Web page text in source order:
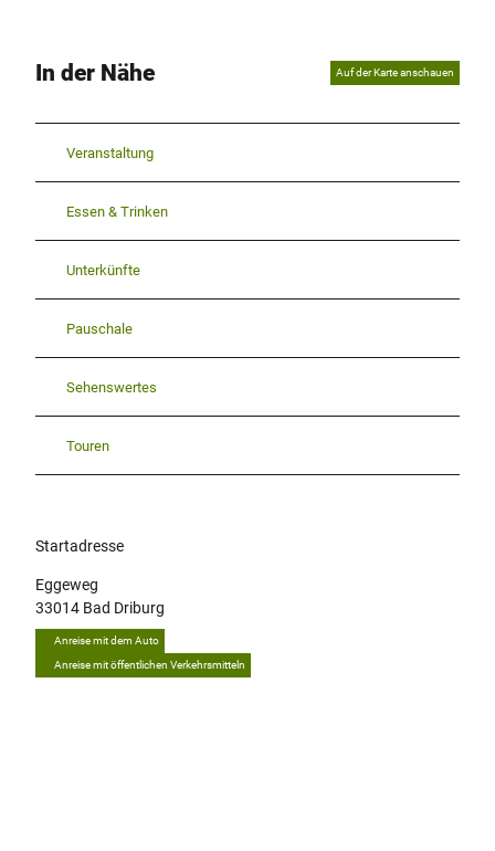
In der Nähe Auf der Karte anschauen
Veranstaltung
Essen & Trinken
Unterkünfte
Pauschale
Sehenswertes
Touren
Startadresse
Eggeweg
33014 Bad Driburg
Anreise mit dem Auto
Anreise mit öffentlichen Verkehrsmitteln